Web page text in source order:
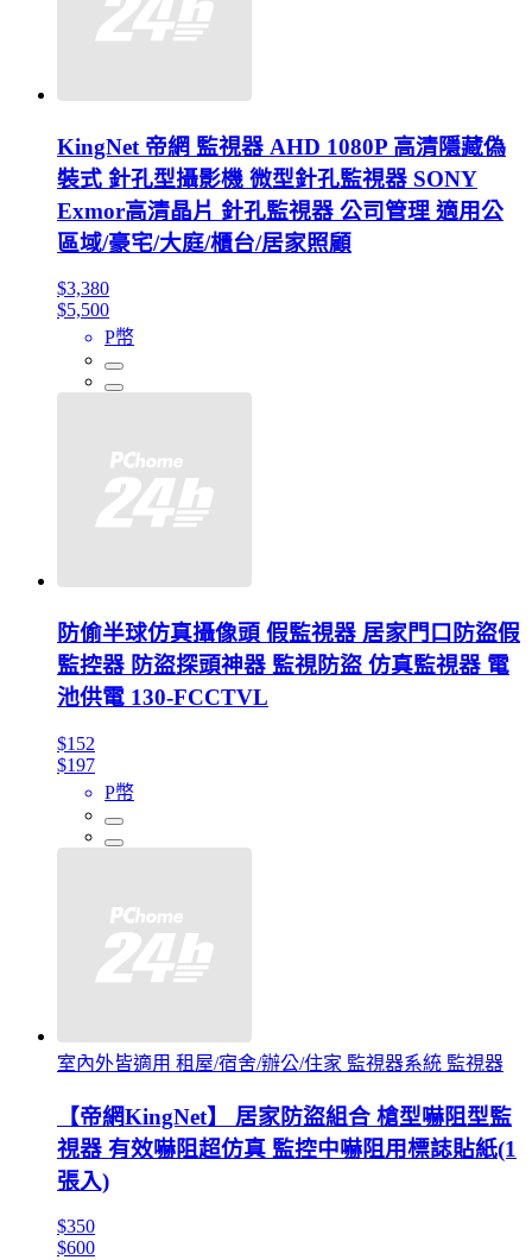
KingNet 帝網 監視器 AHD 1080P 高清隱藏偽
裝式 針孔型攝影機 微型針孔監視器 SONY
Exmor高清晶片 針孔監視器 公司管理 適用公
區域/豪宅/大庭/櫃台/居家照顧
$3,380
$5,500
P幣
防偷半球仿真攝像頭 假監視器 居家門口防盜假
監控器 防盜探頭神器 監視防盜 仿真監視器 電
池供電 130-FCCTVL
$152
$197
P幣
室內外皆適用 租屋/宿舍/辦公/住家 監視器系統 監視器
【帝網KingNet】 居家防盜組合 槍型嚇阻型監
視器 有效嚇阻超仿真 監控中嚇阻用標誌貼紙(1
張入)
$350
$600